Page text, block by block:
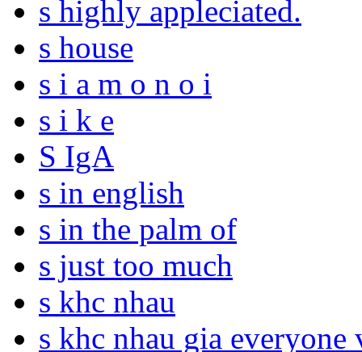
s highly appleciated.
s house
s i a m o n o i
s i k e
S IgA
s in english
s in the palm of
s just too much
s khc nhau
s khc nhau gia everyone